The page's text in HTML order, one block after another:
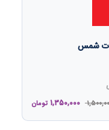
شمس
1,350,000 تومان